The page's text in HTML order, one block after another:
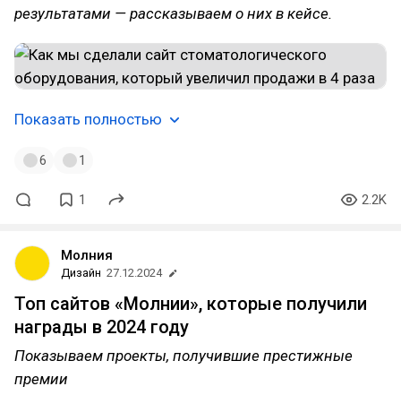
результатами — рассказываем о них в кейсе.
Показать полностью
6 1
1 2.2K
Молния
Дизайн 27.12.2024
Топ сайтов «Молнии», которые получили
награды в 2024 году
Показываем проекты, получившие престижные
премии